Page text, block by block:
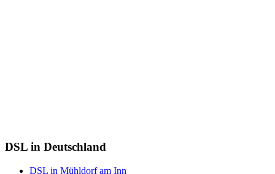
DSL in Deutschland
DSL in Mühldorf am Inn